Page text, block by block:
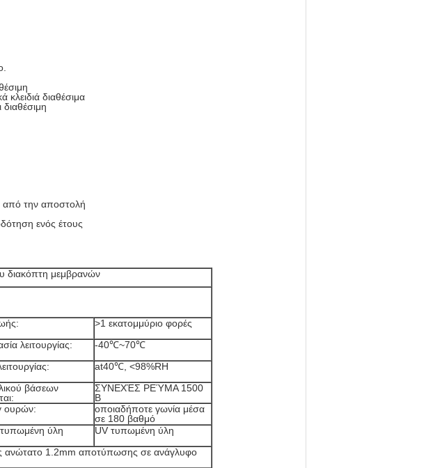
κλειδιά διαθέσιμα
από την αποστολή
ενός έτους
διακόπτη μεμβρανών
>1 εκατομμύριο φορές
λειτουργίας:
-40℃~70℃
at40℃, <98%RH
βάσεων
ΣΥΝΕΧΈΣ ΡΕΎΜΑ 1500
Β
ουρών:
οποιαδήποτε γωνία μέσα
σε 180 βαθμό
ύλη
UV τυπωμένη ύλη
ανώτατο 1.2mm αποτύπωσης σε ανάγλυφο